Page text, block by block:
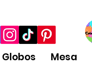
Globos Mesa